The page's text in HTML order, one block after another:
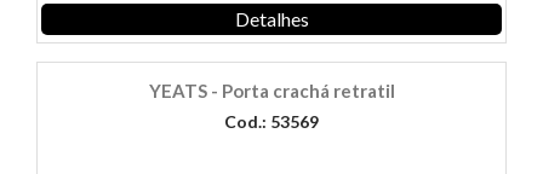
Detalhes
YEATS - Porta crachá retratil
Cod.: 53569